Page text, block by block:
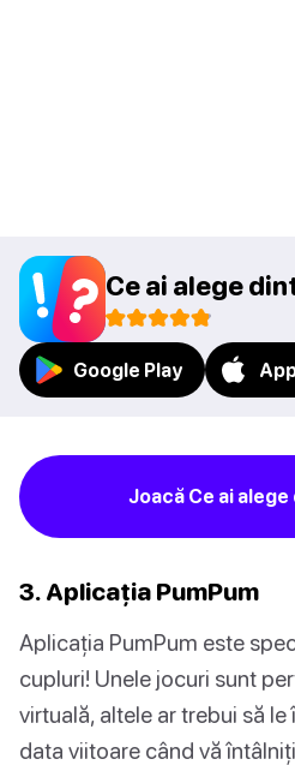
Ce ai alege
Google Play
Joacă Ce ai
3. Aplicația PumPum
Aplicația PumPum este
cupluri! Unele jocuri sunt
virtuală, altele ar trebui să
data viitoare când vă